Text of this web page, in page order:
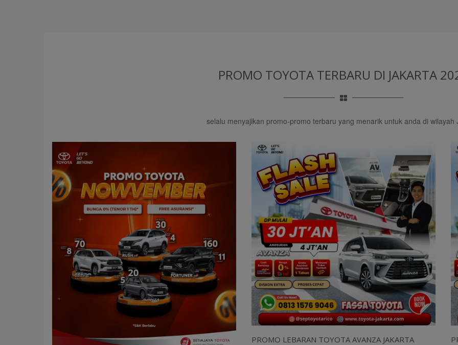
PROMO TOYOTA TERBARU DI JAKARTA
selalu menyajikan promo-promo terbaru yang menarik untuk anda di wilayah
PROMO LEBARAN TOYOTA AVANZA JAKARTA